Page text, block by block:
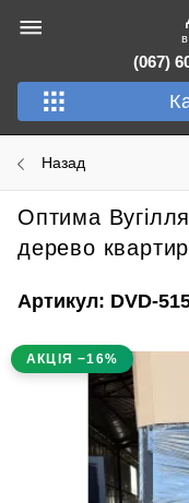
(067)
Назад
Оптима
дерево
Артикул: DVD-
АКЦІЯ −16%